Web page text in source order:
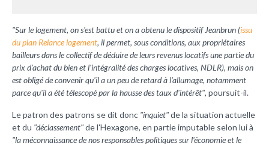
"Sur le logement, on s'est battu et on a obtenu le dispositif Jeanbrun (issu
du plan Relance logement, il permet, sous conditions, aux propriétaires
bailleurs dans le collectif de déduire de leurs revenus locatifs une partie du
prix d'achat du bien et l'intégralité des charges locatives, NDLR), mais on
est obligé de convenir qu'il a un peu de retard à l'allumage, notamment
parce qu'il a été télescopé par la hausse des taux d'intérêt", poursuit-il.
Le patron des patrons se dit donc "inquiet"de la situation actuelle
et du "déclassement"de l'Hexagone, en partie imputable selon lui à
"la méconnaissance de nos responsables politiques sur l'économie et le